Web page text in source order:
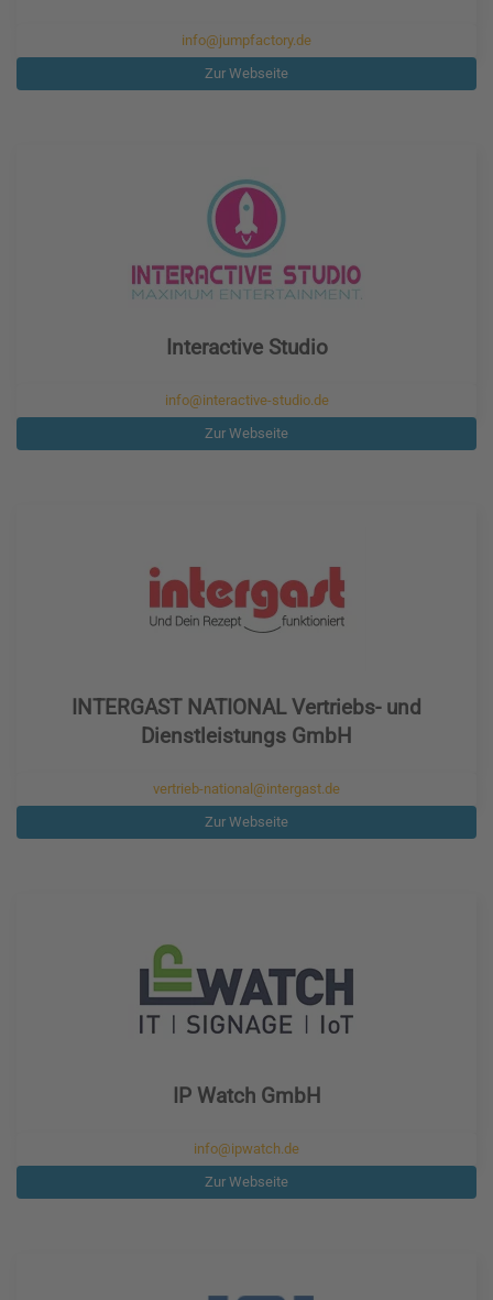
info@jumpfactory.de
Zur Webseite
Interactive Studio
info@interactive-studio.de
Zur Webseite
INTERGAST NATIONAL Vertriebs- und
Dienstleistungs GmbH
vertrieb-national@intergast.de
Zur Webseite
IP Watch GmbH
info@ipwatch.de
Zur Webseite